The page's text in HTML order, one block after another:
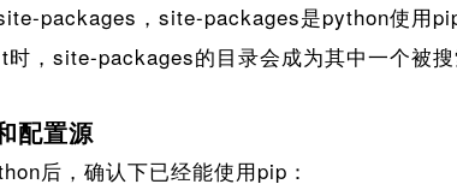
packages，site-packages是python使用
，site-packages的目录会成为其中一个被
配置源
后，确认下已经能使用pip：